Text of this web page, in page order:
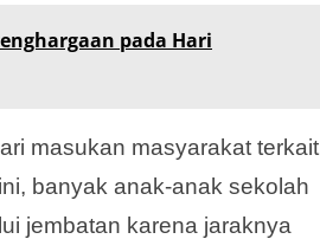
pada Hari
masukan masyarakat terkait
banyak anak-anak sekolah
jembatan karena jaraknya